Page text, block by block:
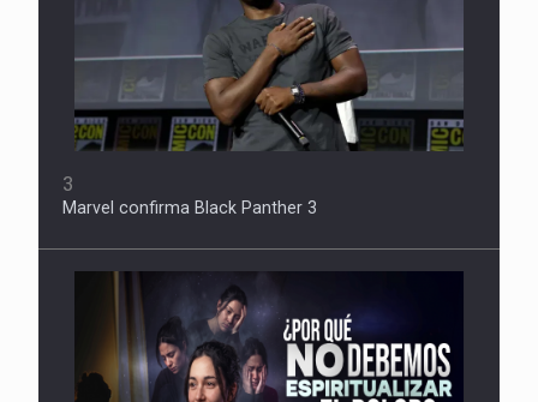
3
Marvel confirma Black Panther 3